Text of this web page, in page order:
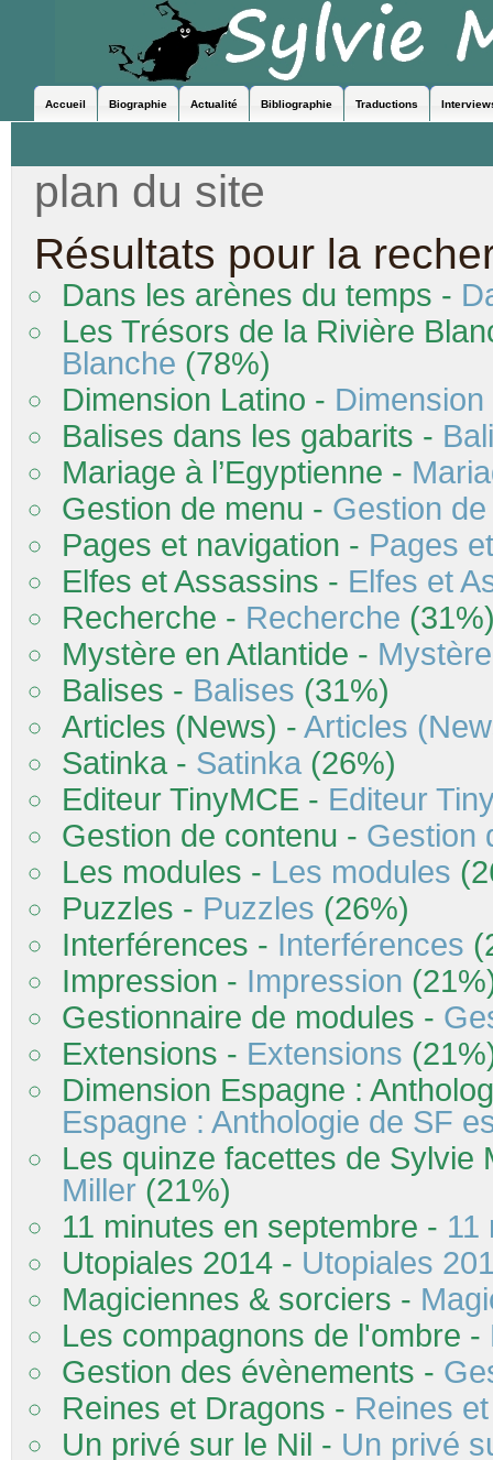
Accueil Biographie Actualité Bibliographie Traductions
plan du site
Résultats pour la
Dans les arènes du temps -
Les Trésors de la Rivière
Blanche (78%)
Dimension Latino -
Balises dans les gabarits -
Mariage à l’Egyptienne -
Gestion de menu - Gestion
Pages et navigation - Pages
Elfes et Assassins - Elfes et
Recherche - Recherche
Mystère en Atlantide -
Balises - Balises (31%)
Articles (News) - Articles
Satinka - Satinka (26%)
Editeur TinyMCE - Editeur
Gestion de contenu - Gestion
Les modules - Les modules
Puzzles - Puzzles (26%)
Interférences - Interférences
Impression - Impression
Gestionnaire de modules -
Extensions - Extensions
Dimension Espagne :
Espagne : Anthologie de SF
Les quinze facettes de Sylvie
Miller (21%)
11 minutes en septembre - 11
Utopiales 2014 - Utopiales
Magiciennes & sorciers -
Les compagnons de l'ombre -
Gestion des évènements -
Reines et Dragons - Reines
Un privé sur le Nil - Un privé